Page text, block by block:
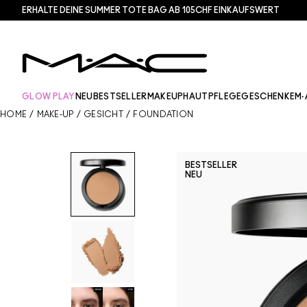
ERHALTE DEINE SUMMER TOTE BAG AB 105CHF EINKAUFSWERT​
GLOW PLAY NEU BESTSELLER MAKEUP HAUTPFLEGEGESCHENKE
HOME / MAKE-UP / GESICHT / FOUNDATION
BESTSELLER
NEU